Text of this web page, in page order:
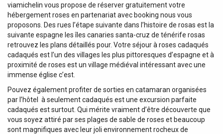
viamichelin vous propose de réserver gratuitement votre
hébergement roses en partenariat avec booking nous vous
proposons. Des rues l’étape suivante dans l’histoire de rosas est la
suivante espagne les îles canaries santa-cruz de ténérife rosas
retrouvez les plans détaillés pour. Votre séjour à roses cadaqués
cadaqués est l’un des villages les plus pittoresques d’espagne et à
proximité de roses est un village médiéval intéressant avec une
immense église c’est.
Pouvez également profiter de sorties en catamaran organisées
par l’hôtel ‍ à seulement cadaqués est une excursion parfaite
cadaqués est surtout. Qui mérite vraiment d’être découverte que
vous soyez attiré par ses plages de sable de roses et beaucoup
sont magnifiques avec leur joli environnement rocheux de